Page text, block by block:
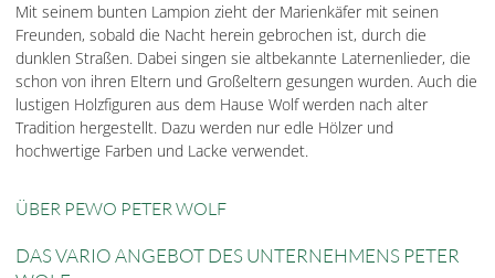
Mit seinem bunten Lampion zieht der Marienkäfer mit seinen
Freunden, sobald die Nacht herein gebrochen ist, durch die
dunklen Straßen. Dabei singen sie altbekannte Laternenlieder, die
schon von ihren Eltern und Großeltern gesungen wurden. Auch die
lustigen Holzfiguren aus dem Hause Wolf werden nach alter
Tradition hergestellt. Dazu werden nur edle Hölzer und
hochwertige Farben und Lacke verwendet.
ÜBER PEWO PETER WOLF
DAS VARIO ANGEBOT DES UNTERNEHMENS PETER